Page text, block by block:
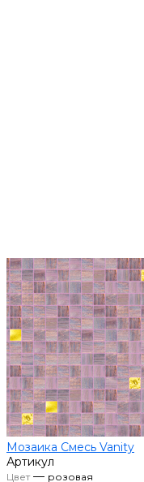
Мозаика Смесь Vanity
Артикул
Цвет— розовая